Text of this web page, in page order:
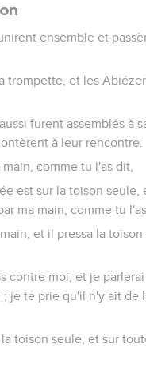
ensemble et
trompette, et les
furent assemblés à
à leur rencontre.
comme tu l'as dit,
est sur la toison seule,
ma main, comme tu
et il pressa la
contre moi, et je
je te prie qu'il n'y ait de
toison seule, et sur